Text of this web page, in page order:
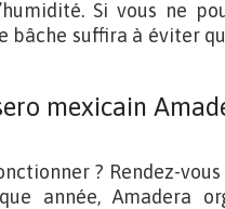
Si vous ne
bâche suffira à éviter
mexicain
? Rendez-
année, Amadera